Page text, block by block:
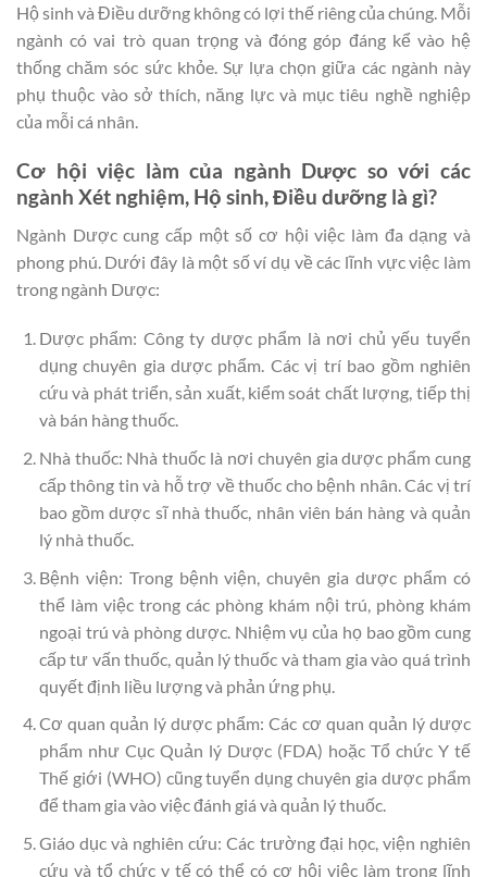
Hộ sinh và Điều dưỡng không có lợi thế riêng của chúng. Mỗi
ngành có vai trò quan trọng và đóng góp đáng kể vào hệ
thống chăm sóc sức khỏe. Sự lựa chọn giữa các ngành này
phụ thuộc vào sở thích, năng lực và mục tiêu nghề nghiệp
của mỗi cá nhân.
Cơ hội việc làm của ngành Dược so với các
ngành Xét nghiệm, Hộ sinh, Điều dưỡng là gì?
Ngành Dược cung cấp một số cơ hội việc làm đa dạng và
phong phú. Dưới đây là một số ví dụ về các lĩnh vực việc làm
trong ngành Dược:
Dược phẩm: Công ty dược phẩm là nơi chủ yếu tuyển
dụng chuyên gia dược phẩm. Các vị trí bao gồm nghiên
cứu và phát triển, sản xuất, kiểm soát chất lượng, tiếp thị
và bán hàng thuốc.
Nhà thuốc: Nhà thuốc là nơi chuyên gia dược phẩm cung
cấp thông tin và hỗ trợ về thuốc cho bệnh nhân. Các vị trí
bao gồm dược sĩ nhà thuốc, nhân viên bán hàng và quản
lý nhà thuốc.
Bệnh viện: Trong bệnh viện, chuyên gia dược phẩm có
thể làm việc trong các phòng khám nội trú, phòng khám
ngoại trú và phòng dược. Nhiệm vụ của họ bao gồm cung
cấp tư vấn thuốc, quản lý thuốc và tham gia vào quá trình
quyết định liều lượng và phản ứng phụ.
Cơ quan quản lý dược phẩm: Các cơ quan quản lý dược
phẩm như Cục Quản lý Dược (FDA) hoặc Tổ chức Y tế
Thế giới (WHO) cũng tuyển dụng chuyên gia dược phẩm
để tham gia vào việc đánh giá và quản lý thuốc.
Giáo dục và nghiên cứu: Các trường đại học, viện nghiên
cứu và tổ chức y tế có thể có cơ hội việc làm trong lĩnh